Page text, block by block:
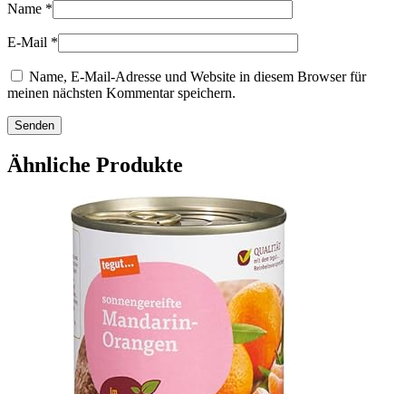
Name *
E-Mail *
Name, E-Mail-Adresse und Website in diesem Browser für
meinen nächsten Kommentar speichern.
Ähnliche Produkte